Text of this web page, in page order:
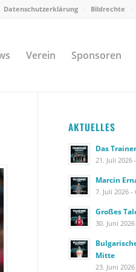
Datenschutzerklärung Bildrechte
Verein Sponsoren
AKTUELLES
Das
21. Juli 2026
Marcin
7. Juli 2026 -
Großes
30. Juni 2026
Mitte
23. Juni